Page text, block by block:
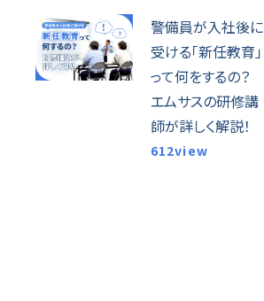
警備員が入社後に
受ける「新任教育」
って何をするの？
エムサスの研修講
師が詳しく解説！
612view